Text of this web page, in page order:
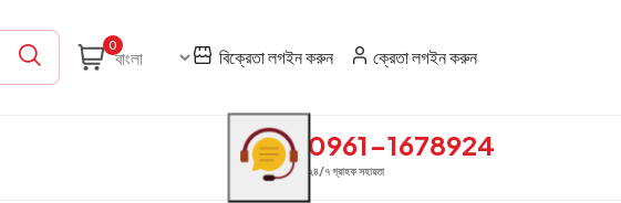
0
বিক্রেতা লগইন করুন ক্রেতা লগইন করুন
0961-1678924
২৪/৭ গ্রাহক সহায়তা